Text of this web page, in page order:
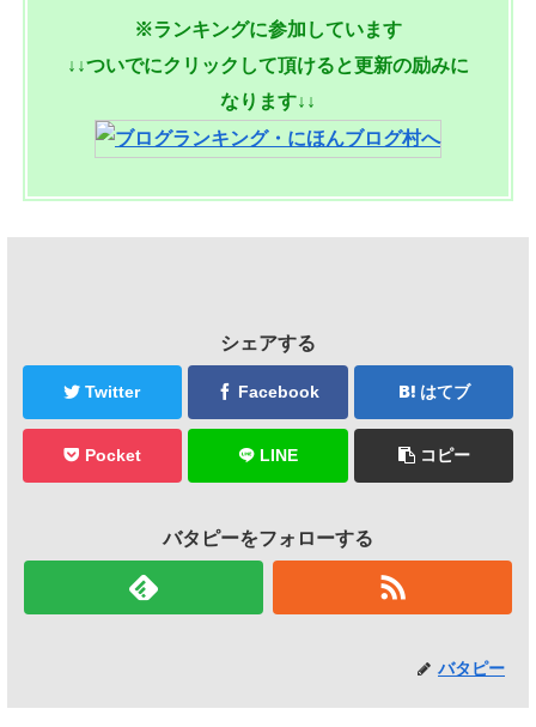
※ランキングに参加しています
↓↓ついでにクリックして頂けると更新の励みに
なります↓↓
シェアする
Twitter Facebook はてブ
Pocket LINE コピー
バタピーをフォローする
バタピー